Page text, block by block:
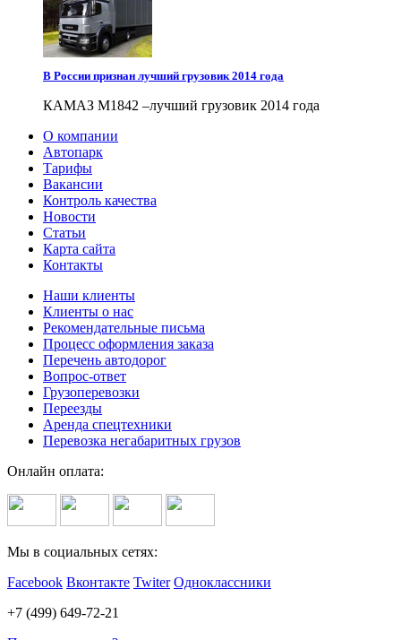
В России признан лучший грузовик 2014 года
КАМАЗ М1842 –лучший грузовик 2014 года
О компании
Автопарк
Тарифы
Вакансии
Контроль качества
Новости
Статьи
Карта сайта
Контакты
Наши клиенты
Клиенты о нас
Рекомендательные письма
Процесс оформления заказа
Перечень автодорог
Вопрос-ответ
Грузоперевозки
Переезды
Аренда спецтехники
Перевозка негабаритных грузов
Онлайн оплата:
Мы в социальных сетях:
Facebook Вконтакте Twiter Одноклассники
+7 (499) 649-72-21